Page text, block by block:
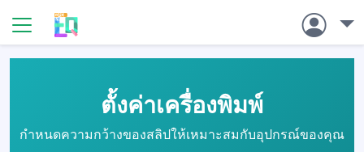
ตั้งค่าเครื่องพิมพ์
กำหนดความกว้างของสลิปให้เหมาะสมกับอุปกรณ์ของคุณ